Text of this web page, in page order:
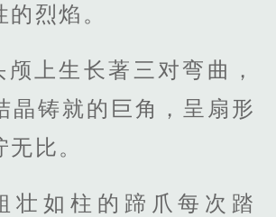
烈焰。
颅上生长著三对弯曲，
晶铸就的巨角，呈扇形
比。
壮如柱的蹄爪每次踏